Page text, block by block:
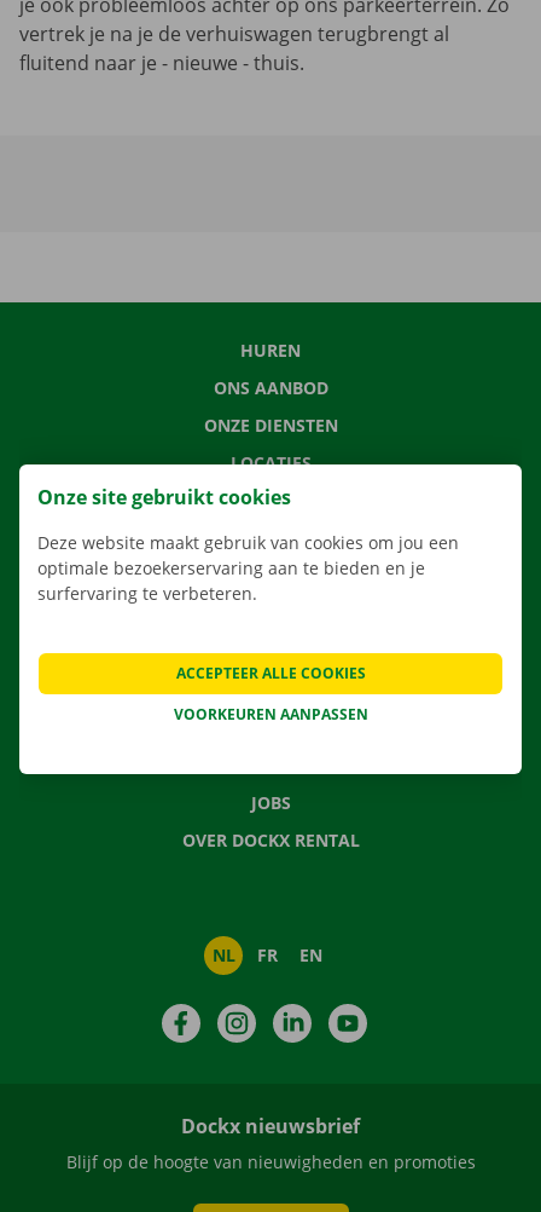
vertrek je na je de verhuiswagen terugbrengt al
fluitend naar je - nieuwe - thuis.
HUREN
ONS AANBOD
ONZE DIENSTEN
LOCATIES
APP
VERHUISOPLOSSINGEN
CONTACTEER ONS
VEELGESTELDE VRAGEN
NIEUWS
JOBS
OVER DOCKX RENTAL
NL FR EN
FacebookInstagramLinkedIn
Dockx nieuwsbrief
Blijf op de hoogte van nieuwigheden en promoties
Onze site gebruikt cookies
Deze website maakt gebruik van cookies om jou een
optimale bezoekerservaring aan te bieden en je
surfervaring te verbeteren.
VOORKEUREN AANPASSEN
ACCEPTEER ALLE COOKIES